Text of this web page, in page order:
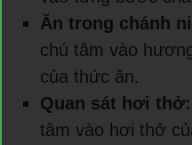
Ăn trong chánh
chú tâm vào
của thức ăn.
Quan sát hơi thở:
tâm vào hơi thở